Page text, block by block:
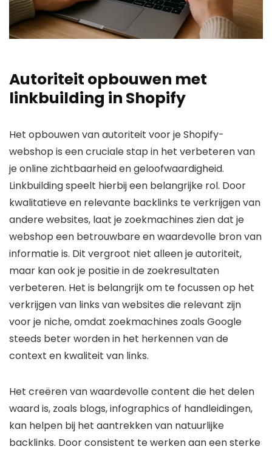
Autoriteit opbouwen met
linkbuilding in Shopify
Het opbouwen van autoriteit voor je Shopify-
webshop is een cruciale stap in het verbeteren van
je online zichtbaarheid en geloofwaardigheid.
Linkbuilding speelt hierbij een belangrijke rol. Door
kwalitatieve en relevante backlinks te verkrijgen van
andere websites, laat je zoekmachines zien dat je
webshop een betrouwbare en waardevolle bron van
informatie is. Dit vergroot niet alleen je autoriteit,
maar kan ook je positie in de zoekresultaten
verbeteren. Het is belangrijk om te focussen op het
verkrijgen van links van websites die relevant zijn
voor je niche, omdat zoekmachines zoals Google
steeds beter worden in het herkennen van de
context en kwaliteit van links.
Het creëren van waardevolle content die het delen
waard is, zoals blogs, infographics of handleidingen,
kan helpen bij het aantrekken van natuurlijke
backlinks. Door consistent te werken aan een sterke